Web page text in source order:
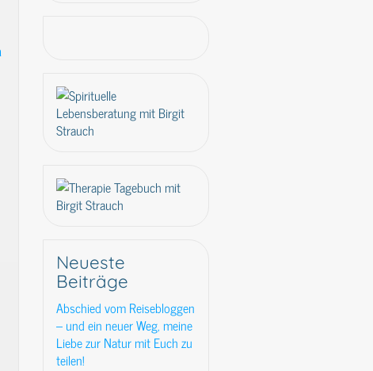
Neueste
Beiträge
Abschied vom Reisebloggen
– und ein neuer Weg, meine
Liebe zur Natur mit Euch zu
teilen!